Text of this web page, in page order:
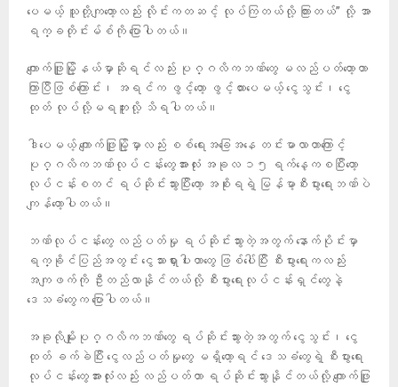
ပေမယ့် သူတို့ကျတော့လည်း လိုင်းကတဆင့် လုပ်ကြတယ်လို့ ကြားတယ်” လို့ အာ
ရက္ခတိုင်းမ်စ်ကို ပြောပါတယ်။
ကျောက်ဖြူမြို့နယ်မှာဆိုရင်လည်း ပုဂ္ဂလိကဘဏ်တွေ မလည်ပတ်တော့တာ
ကြာပြီဖြစ်ကြောင်း၊ အရင်က ဖွင့်တော့ ဖွင့်ထားပေမယ့် ငွေသွင်း၊ ငွေ
ထုတ် လုပ်လို့မရဘူးလို့ သိရပါတယ်။
ဒါပေမယ့် ကျောက်ဖြူမြို့မှာလည်း စစ်ရေးအခြေအနေ တင်းမာလာတာကြောင့်
ပုဂ္ဂလိကဘဏ်လုပ်ငန်းတွေအားလုံး အခုလ ၁၅ ရက်နေ့ကစပြီးတော့
လုပ်ငန်းစတင် ရပ်ဆိုင်းသွားပြီးတော့ အစိုးရရဲ့ မြန်မာ့စီးပွားရေးဘဏ်ပဲ
ကျန်တော့ပါတယ်။
ဘဏ်လုပ်ငန်းတွေ လည်ပတ်မှု ရပ်ဆိုင်းသွားတဲ့အတွက် နောက်ပိုင်းမှာ
ရက္ခိုင်ပြည်အတွင်း ငွေသားရှားပါးတာတွေ ဖြစ်ပေါ်ပြီး စီးပွားရေးကလည်း
အကျဖက်ကို ဦးတည်လာနိုင်တယ်လို့ စီးပွားရေးလုပ်ငန်းရှင်တွေနဲ့
ဒေသခံတွေက ပြောပါတယ်။
အခုလိုမျိုးပုဂ္ဂလိကဘဏ်တွေ ရပ်ဆိုင်းသွားတဲ့အတွက် ငွေသွင်း၊ ငွေ
ထုတ် ခက်ခဲပြီး ငွေလည်ပတ်မှုတွေ မရှိတော့ရင် ဒေသခံတွေရဲ့ စီးပွားရေး
လုပ်ငန်းတွေအားလုံးလည်း လည်ပတ်တာ ရပ်ဆိုင်းသွားနိုင်တယ်လို့ ကျောက်ဖြူ